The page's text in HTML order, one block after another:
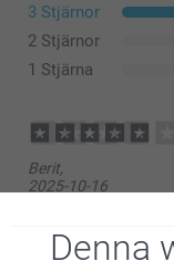
Denna
Lyxkort
3 Stjärnor
2 Stjärnor
1 Stjärna
Berit,
2025-10-16